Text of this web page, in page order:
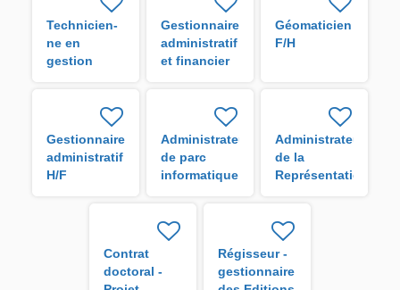
Technicien-
ne en
gestion
Gestionnaire
administratif
et financier
Géomaticien
F/H
Gestionnaire
administratif
H/F
Administrateur
de parc
informatique
Administrateur
de la
Représentation
Contrat
doctoral -
Régisseur -
gestionnaire